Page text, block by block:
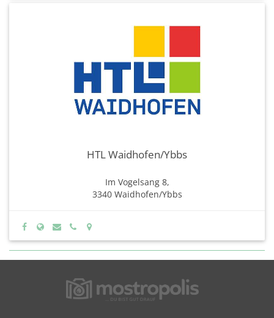
HTL Waidhofen/Ybbs
Im Vogelsang 8,
3340 Waidhofen/Ybbs